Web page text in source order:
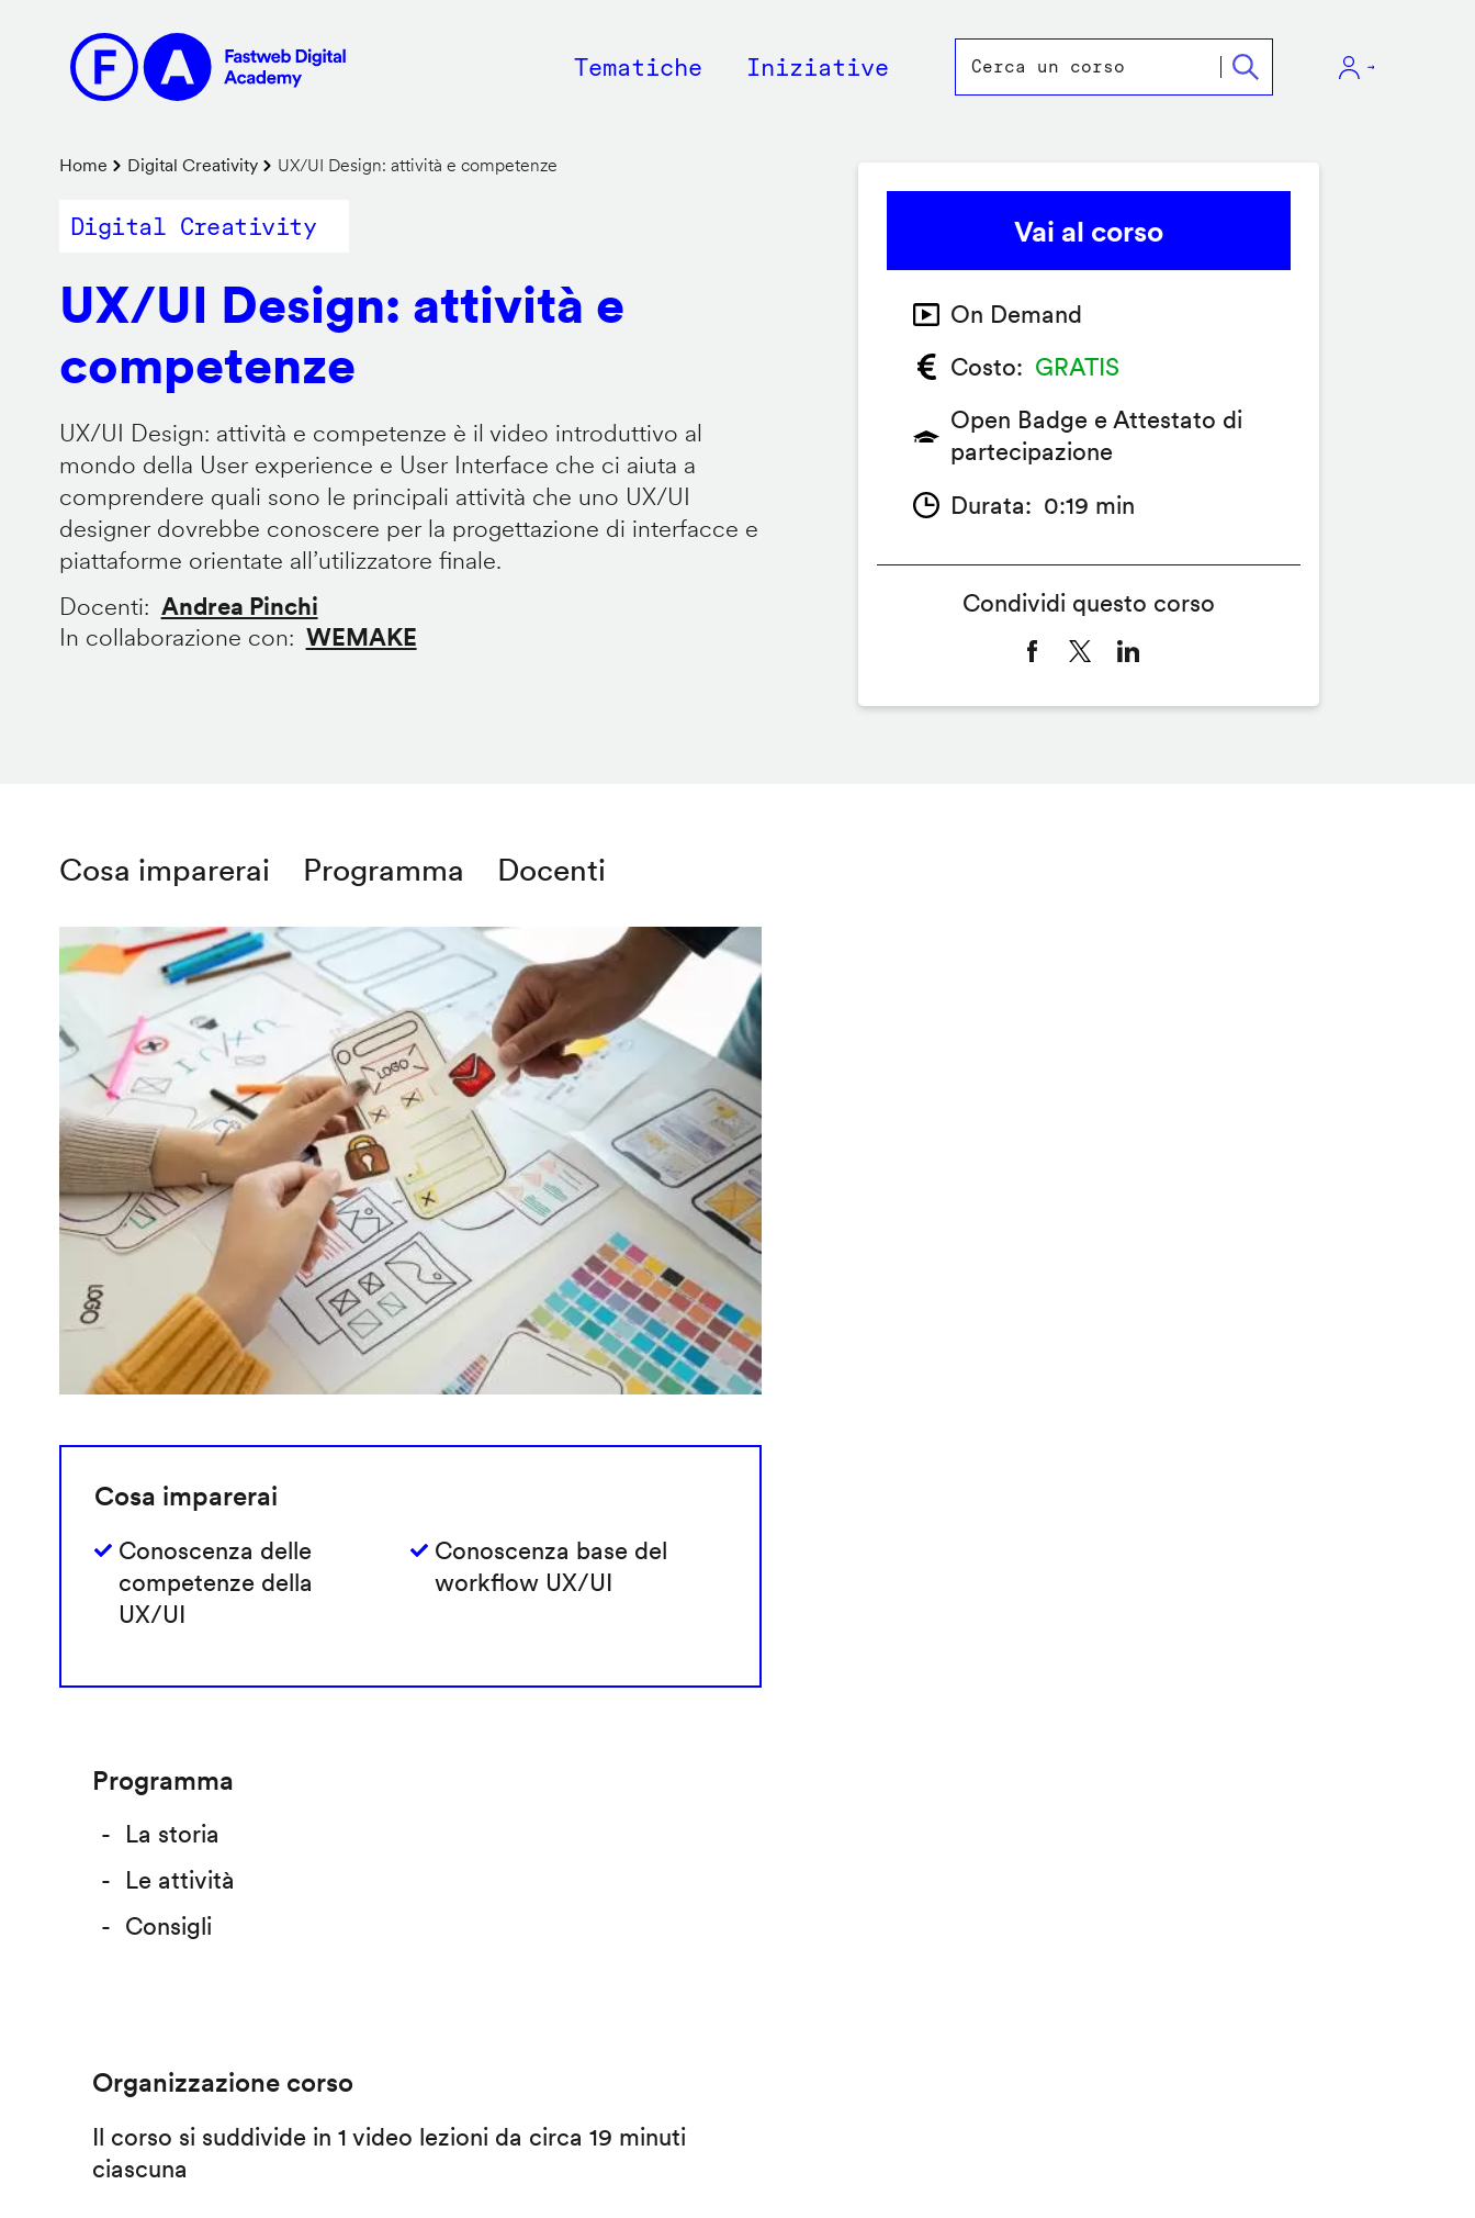
contenuto
principale
Main
Tematiche Iniziative
Briciole
di
Home Digital Creativity UX/UI Design: attività e competenze
Digital Creativity
UX/UI Design: attività e
competenze
UX/UI Design: attività e competenze è il video introduttivo al
mondo della User experience e User Interface che ci aiuta a
comprendere quali sono le principali attività che uno UX/UI
designer dovrebbe conoscere per la progettazione di interfacce e
piattaforme orientate all’utilizzatore finale.
Docenti
Andrea Pinchi
In collaborazione con
WEMAKE
Cosa imparerai Programma Docenti
Cosa imparerai
Conoscenza delle
competenze della
UX/UI
Conoscenza base del
workflow UX/UI
Programma
La storia
Le attività
Consigli
Organizzazione corso
Il corso si suddivide in 1 video lezioni da circa 19 minuti
ciascuna
Vai al corso
On Demand
Costo
GRATIS
Open Badge e Attestato di
partecipazione
Durata
0:19 min
Condividi questo corso